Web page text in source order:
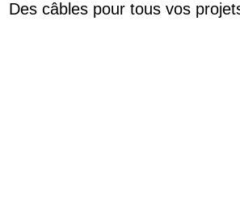
Des câbles pour tous vos